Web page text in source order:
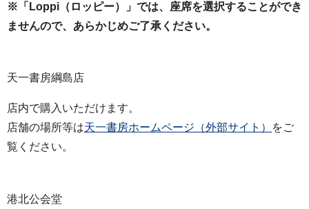
※「Loppi（ロッピー）」では、座席を選択することができ
ませんので、あらかじめご了承ください。
天一書房綱島店
店内で購入いただけます。
店舗の場所等は天一書房ホームページ（外部サイト）
をご
覧ください。
港北公会堂